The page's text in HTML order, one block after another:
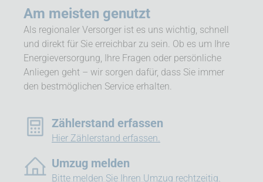
Am meisten genutzt
Als regionaler Versorger ist es uns wichtig, schnell
und direkt für Sie erreichbar zu sein. Ob es um Ihre
Energieversorgung, Ihre Fragen oder persönliche
Anliegen geht – wir sorgen dafür, dass Sie immer
den bestmöglichen Service erhalten.
Zählerstand erfassen
Hier Zählerstand erfassen.
Umzug melden
Bitte melden Sie Ihren Umzug rechtzeitig.